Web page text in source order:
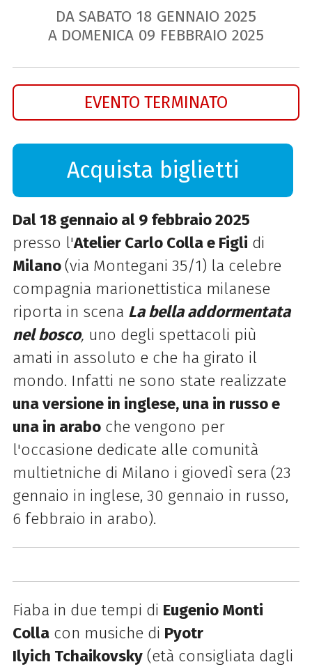
DA SABATO 18 GENNAIO 2025
A DOMENICA 09 FEBBRAIO 2025
EVENTO TERMINATO
Acquista biglietti
Dal 18 gennaio al 9 febbraio 2025
presso l'Atelier Carlo Colla e Figli di
Milano(via Montegani 35/1) la celebre
compagnia marionettistica milanese
riporta in scena La bella addormentata
nel bosco, uno degli spettacoli più
amati in assoluto e che ha girato il
mondo. Infatti ne sono state realizzate
una versione in inglese, una in russo e
una in araboche vengono per
l'occasione dedicate alle comunità
multietniche di Milano i giovedì sera (23
gennaio in inglese, 30 gennaio in russo,
6 febbraio in arabo).
Fiaba in due tempi di Eugenio Monti
Collacon musiche di Pyotr
Ilyich Tchaikovsky (età consigliata dagli